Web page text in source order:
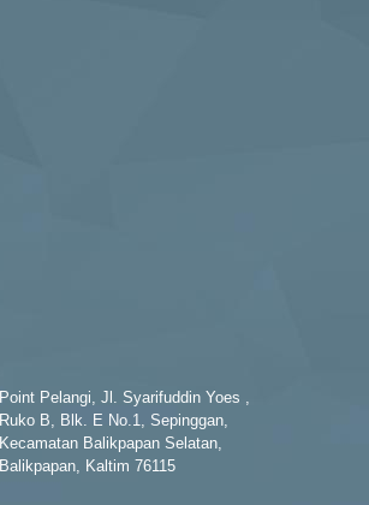
Point Pelangi, Jl. Syarifuddin Yoes ,
Ruko B, Blk. E No.1, Sepinggan,
Kecamatan Balikpapan Selatan,
Balikpapan, Kaltim 76115